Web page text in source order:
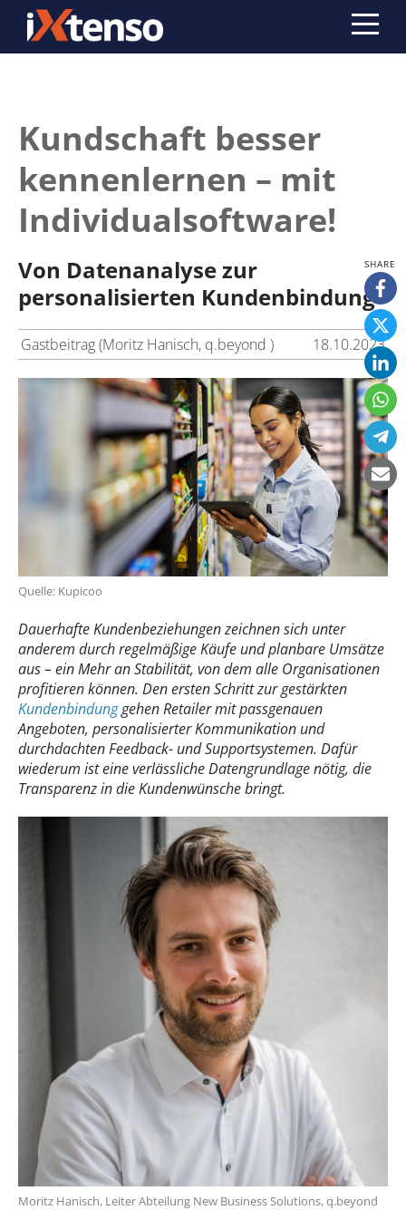
Kundschaft besser
kennenlernen – mit
Individualsoftware!
Von Datenanalyse zur
personalisierten Kundenbindung
Gastbeitrag (Moritz Hanisch, q.beyond ) 18.10.2023
Quelle: Kupicoo
Dauerhafte Kundenbeziehungen zeichnen sich unter
anderem durch regelmäßige Käufe und planbare Umsätze
aus – ein Mehr an Stabilität, von dem alle Organisationen
profitieren können. Den ersten Schritt zur gestärkten
Kundenbindunggehen Retailer mit passgenauen
Angeboten, personalisierter Kommunikation und
durchdachten Feedback- und Supportsystemen. Dafür
wiederum ist eine verlässliche Datengrundlage nötig, die
Transparenz in die Kundenwünsche bringt.
Moritz Hanisch, Leiter Abteilung New Business Solutions, q.beyond